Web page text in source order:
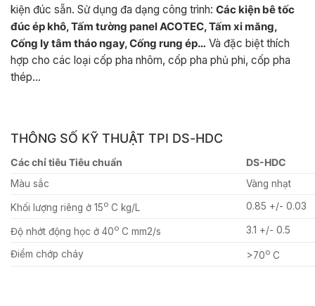
kiện đúc sẵn. Sử dụng đa dạng công trình: Các kiện bê tốc
đúc ép khô, Tấm tường panel ACOTEC, Tấm xi măng,
Cống ly tâm tháo ngay, Cống rung ép… Và đặc biệt thích
hợp cho các loại cốp pha nhôm, cốp pha phủ phi, cốp pha
thép…
THÔNG SỐ KỸ THUẬT TPI DS-HDC
Các chỉ tiêu Tiêu chuẩn
DS-HDC
Màu sắc
Vàng nhạt
Khối lượng riêng ở 15o C kg/L 0.85 +/- 0.03
Độ nhớt động học ở 40o C mm2/s 3.1 +/- 0.5
Điểm chớp cháy >70oC